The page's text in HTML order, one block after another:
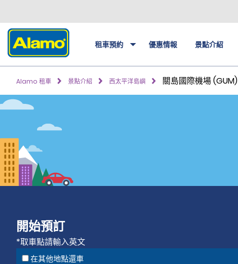
租車預約 優惠情報 景點介紹
Alamo 租車 景點介紹 西太平洋島嶼 關島國際機場 (GUM)
開始預訂
*取車點請輸入英文
在其他地點還車